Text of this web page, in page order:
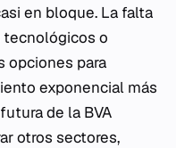
en bloque. La falta
tecnológicos o
opciones para
exponencial más
de la BVA
otros sectores,